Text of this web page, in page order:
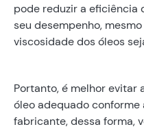
pode reduzir a eficiência
seu desempenho,
viscosidade dos óleos
Portanto, é melhor evitar
óleo adequado
fabricante, dessa forma,